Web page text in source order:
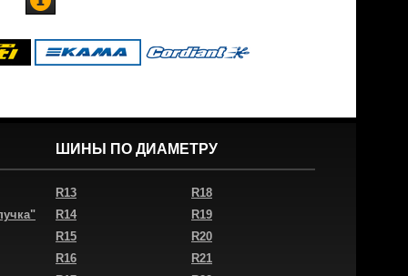
ШИНЫ ПО ДИАМЕТРУ
R13
R14
R15
R16
R18
R19
R20
R21